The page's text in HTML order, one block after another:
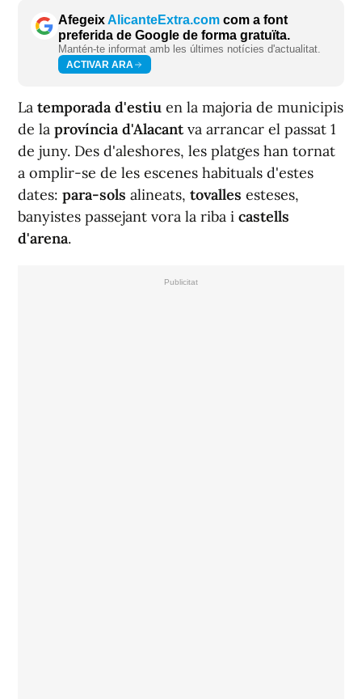
AfegeixAlicanteExtra.com com a font
preferida de Google de forma gratuïta.
Mantén-te informat amb les últimes notícies d'actualitat.
ACTIVAR ARA
La temporada d'estiu en la majoria de municipis
de la província d'Alacantva arrancar el passat 1
de juny. Des d'aleshores, les platges han tornat
a omplir-se de les escenes habituals d'estes
dates: para-sols alineats, tovalles esteses,
banyistes passejant vora la riba i castells
d'arena.